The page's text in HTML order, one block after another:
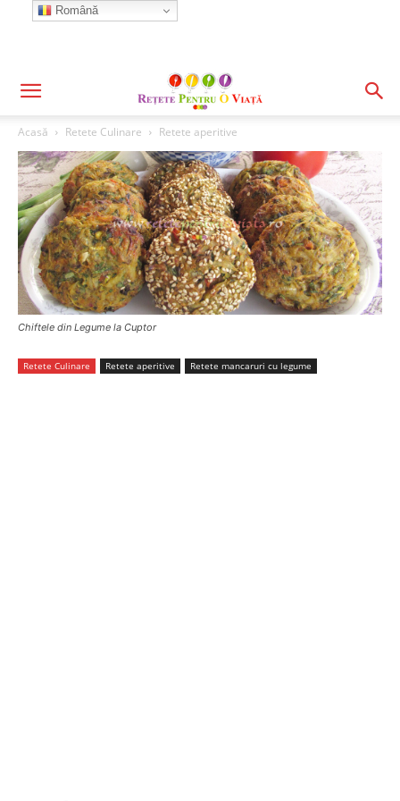
Acasă Retete Culinare Retete aperitive
Chiftele din Legume la Cuptor
Retete Culinare Retete aperitive Retete mancaruri cu legume
Română